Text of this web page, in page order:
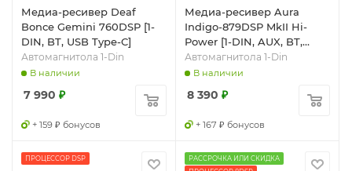
Медиа-ресивер Deaf
Bonce Gemini 760DSP [1-
DIN, BT, USB Type-C]
Автомагнитола 1-Din
В наличии
7 990 ₽
+ 159 ₽ бонусов
Медиа-ресивер Aura
Indigo-879DSP MkII Hi-
Power [1-DIN, AUX, BT,
USB]
Автомагнитола 1-Din
В наличии
8 390 ₽
+ 167 ₽ бонусов
ПРОЦЕССОР DSP
РАССРОЧКА ИЛИ СКИДКА